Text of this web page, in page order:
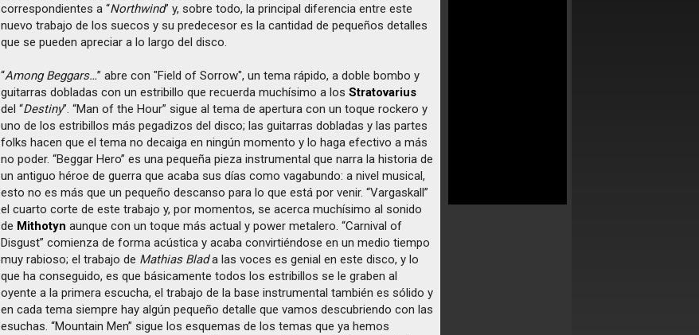
correspondientes a “Northwind” y, sobre todo, la principal diferencia entre este
nuevo trabajo de los suecos y su predecesor es la cantidad de pequeños detalles
que se pueden apreciar a lo largo del disco.
“Among Beggars…” abre con "Field of Sorrow", un tema rápido, a doble bombo y
guitarras dobladas con un estribillo que recuerda muchísimo a losStratovarius
del “Destiny”. “Man of the Hour” sigue al tema de apertura con un toque rockero y
uno de los estribillos más pegadizos del disco; las guitarras dobladas y las partes
folks hacen que el tema no decaiga en ningún momento y lo haga efectivo a más
no poder. “Beggar Hero” es una pequeña pieza instrumental que narra la historia de
un antiguo héroe de guerra que acaba sus días como vagabundo: a nivel musical,
esto no es más que un pequeño descanso para lo que está por venir. “Vargaskall”
el cuarto corte de este trabajo y, por momentos, se acerca muchísimo al sonido
de Mithotyn aunque con un toque más actual y power metalero. “Carnival of
Disgust” comienza de forma acústica y acaba convirtiéndose en un medio tiempo
muy rabioso; el trabajo de Mathias Blada las voces es genial en este disco, y lo
que ha conseguido, es que básicamente todos los estribillos se le graben al
oyente a la primera escucha, el trabajo de la base instrumental también es sólido y
en cada tema siempre hay algún pequeño detalle que vamos descubriendo con las
esuchas. “Mountain Men” sigue los esquemas de los temas que ya hemos